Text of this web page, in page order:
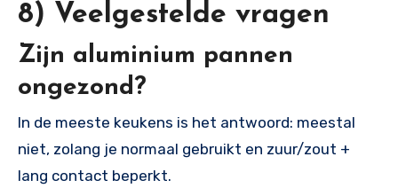
8) Veelgestelde vragen
Zijn aluminium pannen
ongezond?
In de meeste keukens is het antwoord: meestal
niet, zolang je normaal gebruikt en zuur/zout +
lang contact beperkt.